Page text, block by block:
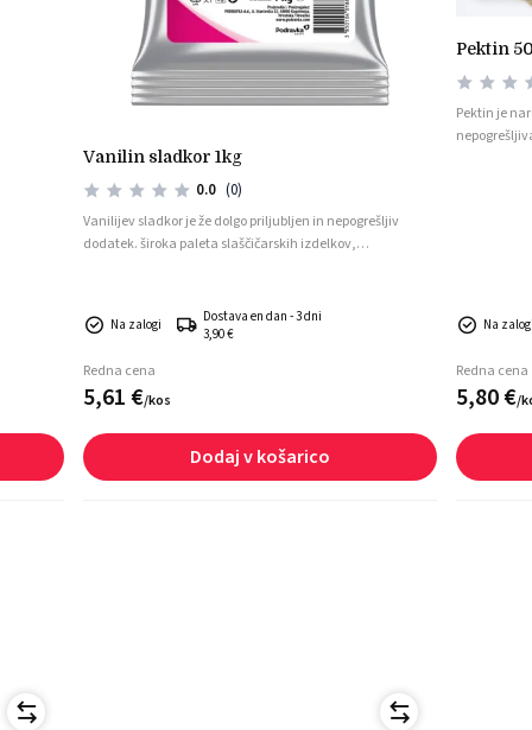
vanilin sladkor 1kg
0.0 (0)
Vanilijev sladkor je že dolgo priljubljen in nepogrešljiv
dodatek. široka paleta slaščičarskih izdelkov,
Na zalogi
Dostava en dan - 3 dni
3,90 €
Redna cena
5,61€/kos
Dodaj v košarico
pektin
Pektin je
Na
Redna cena
5,80€/